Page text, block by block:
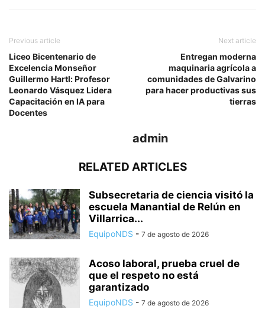
Previous article
Liceo Bicentenario de
Excelencia Monseñor
Guillermo Hartl: Profesor
Leonardo Vásquez Lidera
Capacitación en IA para
Docentes
Next article
Entregan moderna
maquinaria agrícola a
comunidades de Galvarino
para hacer productivas sus
tierras
admin
RELATED ARTICLES
Subsecretaria de ciencia visitó la
escuela Manantial de Relún en
Villarrica...
EquipoNDS - 7 de agosto de 2026
Acoso laboral, prueba cruel de
que el respeto no está
garantizado
EquipoNDS - 7 de agosto de 2026